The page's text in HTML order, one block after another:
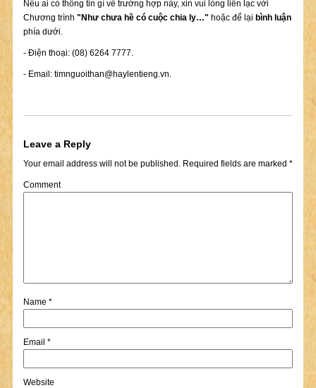
Nếu ai có thông tin gì về trường hợp này, xin vui lòng liên lạc với
Chương trình "Như chưa hề có cuộc chia ly…" hoặc để lại bình luận
phía dưới.
- Điện thoại: (08) 6264 7777.
- Email: timnguoithan@haylentieng.vn.
Leave a Reply
Your email address will not be published.Required fields are marked *
Comment
Name *
Email *
Website